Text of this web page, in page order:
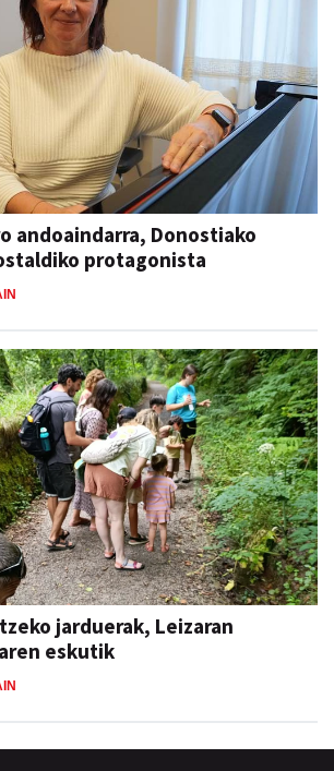
andoaindarra, Donostiako
protagonista
jarduerak, Leizaran
eskutik